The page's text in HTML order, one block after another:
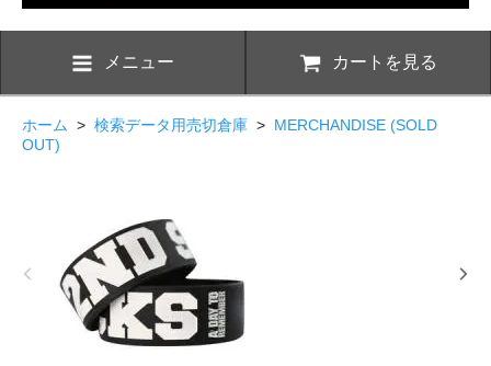
メニュー カートを見る
ホーム > 検索データ用売切倉庫 > MERCHANDISE (SOLD
OUT)